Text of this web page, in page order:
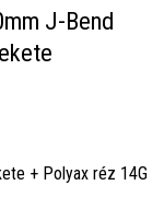
J-Bend
+ Polyax réz 14G